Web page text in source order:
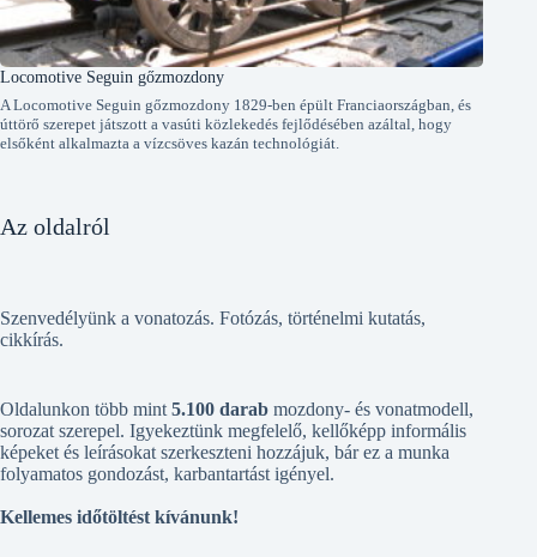
Locomotive Seguin gőzmozdony
A Locomotive Seguin gőzmozdony 1829-ben épült Franciaországban, és
úttörő szerepet játszott a vasúti közlekedés fejlődésében azáltal, hogy
elsőként alkalmazta a vízcsöves kazán technológiát.
Az oldalról
Szenvedélyünk a vonatozás. Fotózás, történelmi kutatás,
cikkírás.
Oldalunkon több mint 5.100 darab mozdony- és vonatmodell,
sorozat szerepel. Igyekeztünk megfelelő, kellőképp informális
képeket és leírásokat szerkeszteni hozzájuk, bár ez a munka
folyamatos gondozást, karbantartást igényel.
Kellemes időtöltést kívánunk!